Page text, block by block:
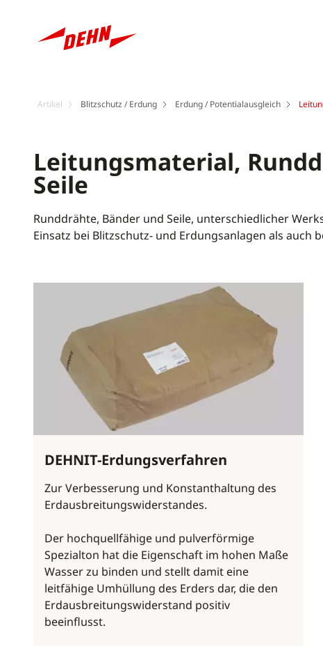
Artikel Blitzschutz / Erdung Erdung / Potentialausgleich
Leitungsmaterial,
Seile
Runddrähte, Bänder und Seile, unterschiedlicher
Einsatz bei Blitzschutz- und Erdungsanlagen als auch
DEHNIT-Erdungsverfahren
Zur Verbesserung und Konstanthaltung des
Erdausbreitungswiderstandes.
Der hochquellfähige und pulverförmige
Spezialton hat die Eigenschaft im hohen Maße
Wasser zu binden und stellt damit eine
leitfähige Umhüllung des Erders dar, die den
Erdausbreitungswiderstand positiv
beeinflusst.